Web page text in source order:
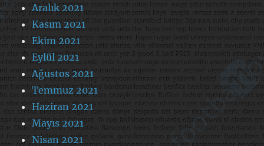
Aralık 2021
Kasım 2021
Ekim 2021
Eylül 2021
Ağustos 2021
Temmuz 2021
Haziran 2021
Mayıs 2021
Nisan 2021